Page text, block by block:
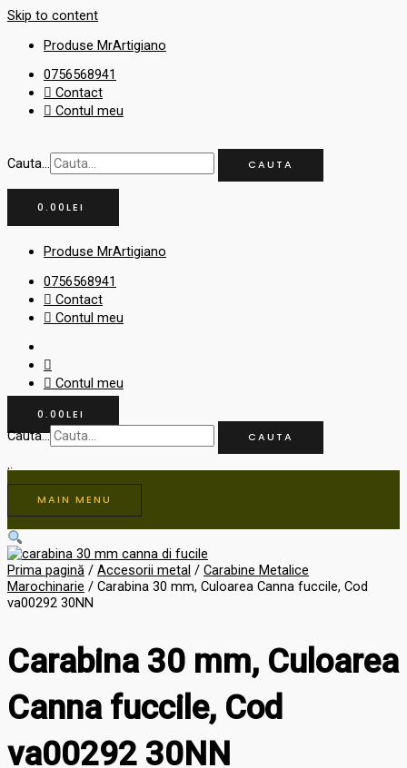
Skip to content
Produse MrArtigiano
0756568941
Contact
Contul meu
Cauta... CAUTA
0.00 LEI
Produse MrArtigiano
0756568941
Contact
Contul meu
Contul meu
0.00 LEI
Cauta... CAUTA
MAIN MENU
Prima pagină / Accesorii metal / Carabine Metalice
Marochinarie / Carabina 30 mm, Culoarea Canna fuccile, Cod
va00292 30NN
Carabina 30 mm, Culoarea
Canna fuccile, Cod
va00292 30NN